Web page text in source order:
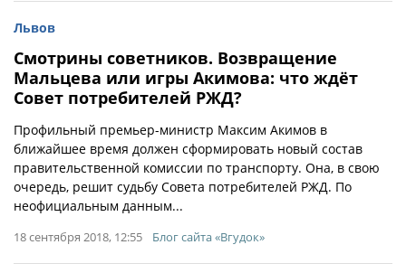
Львов
Смотрины советников. Возвращение
Мальцева или игры Акимова: что ждёт
Совет потребителей РЖД?
Профильный премьер-министр Максим Акимов в
ближайшее время должен сформировать новый состав
правительственной комиссии по транспорту. Она, в свою
очередь, решит судьбу Совета потребителей РЖД. По
неофициальным данным...
18 сентября 2018, 12:55 Блог сайта «Вгудок»